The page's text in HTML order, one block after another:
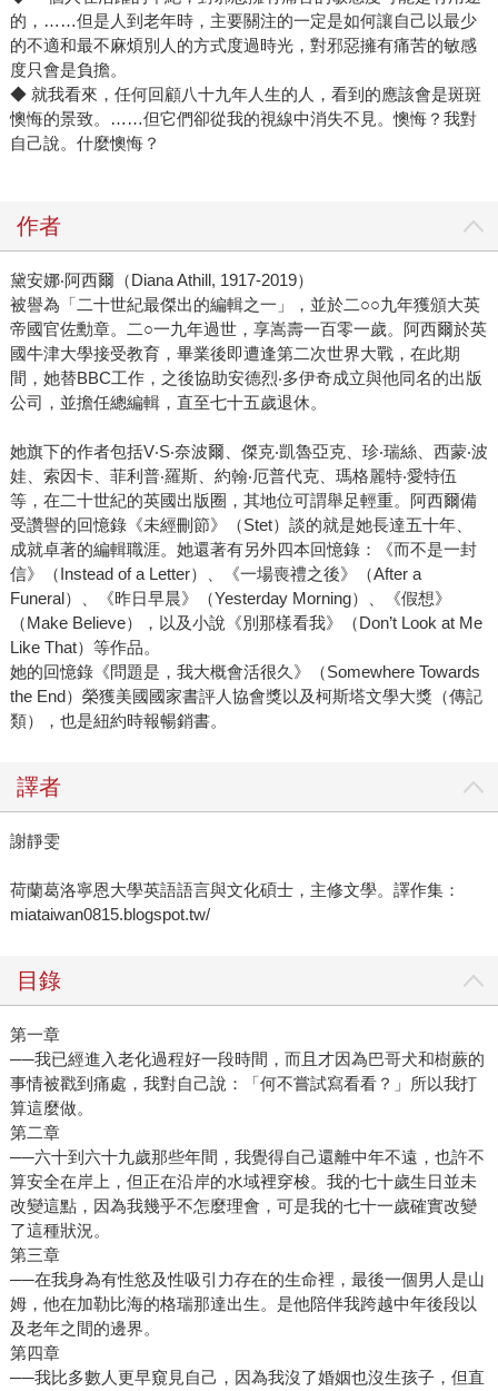
的，……但是人到老年時，主要關注的一定是如何讓自己以最少
的不適和最不麻煩別人的方式度過時光，對邪惡擁有痛苦的敏感
度只會是負擔。
◆ 就我看來，任何回顧八十九年人生的人，看到的應該會是斑斑
懊悔的景致。……但它們卻從我的視線中消失不見。懊悔？我對
自己說。什麼懊悔？
作者
黛安娜‧阿西爾（Diana Athill, 1917-2019）
被譽為「二十世紀最傑出的編輯之一」，並於二○○九年獲頒大英
帝國官佐勳章。二○一九年過世，享嵩壽一百零一歲。阿西爾於英
國牛津大學接受教育，畢業後即遭逢第二次世界大戰，在此期
間，她替BBC工作，之後協助安德烈‧多伊奇成立與他同名的出版
公司，並擔任總編輯，直至七十五歲退休。
她旗下的作者包括V‧S‧奈波爾、傑克‧凱魯亞克、珍‧瑞絲、西蒙‧波
娃、索因卡、菲利普‧羅斯、約翰‧厄普代克、瑪格麗特‧愛特伍
等，在二十世紀的英國出版圈，其地位可謂舉足輕重。阿西爾備
受讚譽的回憶錄《未經刪節》（Stet）談的就是她長達五十年、
成就卓著的編輯職涯。她還著有另外四本回憶錄：《而不是一封
信》（Instead of a Letter）、《一場喪禮之後》（After a
Funeral）、《昨日早晨》（Yesterday Morning）、《假想》
（Make Believe），以及小說《別那樣看我》（Don’t Look at Me
Like That）等作品。
她的回憶錄《問題是，我大概會活很久》（Somewhere Towards
the End）榮獲美國國家書評人協會獎以及柯斯塔文學大獎（傳記
類），也是紐約時報暢銷書。
譯者
謝靜雯
荷蘭葛洛寧恩大學英語語言與文化碩士，主修文學。譯作集：
miataiwan0815.blogspot.tw/
目錄
第一章
──我已經進入老化過程好一段時間，而且才因為巴哥犬和樹蕨的
事情被戳到痛處，我對自己說：「何不嘗試寫看看？」所以我打
算這麼做。
第二章
──六十到六十九歲那些年間，我覺得自己還離中年不遠，也許不
算安全在岸上，但正在沿岸的水域裡穿梭。我的七十歲生日並未
改變這點，因為我幾乎不怎麼理會，可是我的七十一歲確實改變
了這種狀況。
第三章
──在我身為有性慾及性吸引力存在的生命裡，最後一個男人是山
姆，他在加勒比海的格瑞那達出生。是他陪伴我跨越中年後段以
及老年之間的邊界。
第四章
──我比多數人更早窺見自己，因為我沒了婚姻也沒生孩子，但直